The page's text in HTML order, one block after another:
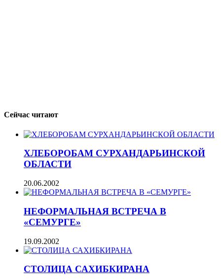
Сейчас читают
ХЛЕБОРОБАМ СУРХАНДАРЬИНСКОЙ
ОБЛАСТИ
20.06.2002
НЕФОРМАЛЬНАЯ ВСТРЕЧА В
«СЕМУРГЕ»
19.09.2002
СТОЛИЦА САХИБКИРАНА